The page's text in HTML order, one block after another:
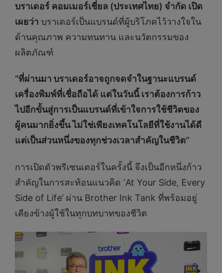
บราเดอร์ คอมเมอร์เชี่ยล (ประเทศไทย) จำกัด เปิด
เผยว่า บราเดอร์เป็นแบรนด์ที่ผู้บริโภคไว้วางใจใน
ด้านคุณภาพ ความทนทาน และนวัตกรรมของ
ผลิตภัณฑ์
“ที่ผ่านมา บราเดอร์อาจถูกจดจำในฐานะแบรนด์
เครื่องพิมพ์ที่เชื่อถือได้ แต่ในวันนี้ เราต้องการก้าว
ไปอีกขั้นสู่การเป็นแบรนด์ที่เข้าใจการใช้ชีวิตของ
ผู้คนมากยิ่งขึ้น ไม่ใช่เพียงเทคโนโลยีที่ใช้งานได้ดี
แต่เป็นส่วนหนึ่งของทุกช่วงเวลาสำคัญในชีวิต”
การเปิดตัวพรีเซนเตอร์ในครั้งนี้ จึงเป็นอีกหนึ่งก้าว
สำคัญในการสะท้อนแนวคิด ‘At Your Side, Every
Side of Life’ ผ่าน Brother Ink Tank ที่พร้อมอยู่
เคียงข้างผู้ใช้ในทุกบทบาทของชีวิต